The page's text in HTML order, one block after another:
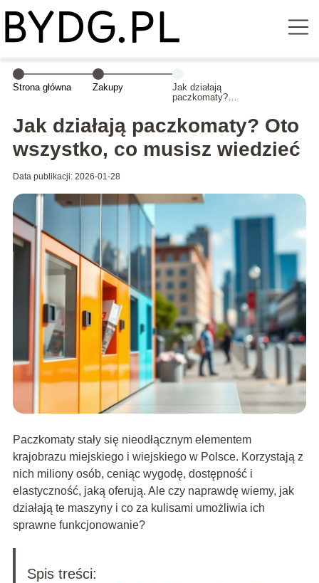
Strona główna Zakupy
Jak działają
paczkomaty?
co musisz
wiedzieć
Jak działają paczkomaty? Oto
wszystko, co musisz wiedzieć
Data publikacji: 2026-01-28
Paczkomaty stały się nieodłącznym elementem
krajobrazu miejskiego i wiejskiego w Polsce. Korzystają z
nich miliony osób, ceniąc wygodę, dostępność i
elastyczność, jaką oferują. Ale czy naprawdę wiemy, jak
działają te maszyny i co za kulisami umożliwia ich
sprawne funkcjonowanie?
Spis treści: